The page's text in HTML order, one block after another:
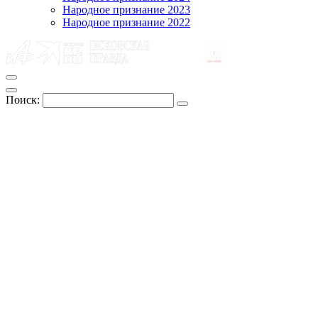
Народное признание 2023
Народное признание 2022
Поиск: